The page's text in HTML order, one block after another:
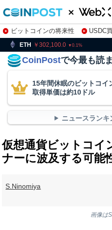
ビットコインの将来性 USDC
株特集・関連銘柄
302,100.0 0.1
CoinPostで今最も読
15年間休眠のビットコイ
取得単価は約10ドル
ニュースランキ
仮想通貨ビットコイ
ナーに波及する可能
S.Ninomiya
画像は